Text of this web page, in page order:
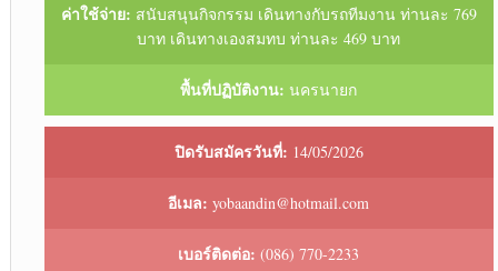
ค่าใช้จ่าย: สนับสนุนกิจกรรม เดินทางกับรถทีมงาน ท่านละ 769
บาท เดินทางเองสมทบ ท่านละ 469 บาท
พื้นที่ปฏิบัติงาน: นครนายก
ปิดรับสมัครวันที่: 14/05/2026
อีเมล: yobaandin@hotmail.com
เบอร์ติดต่อ: (086) 770-2233